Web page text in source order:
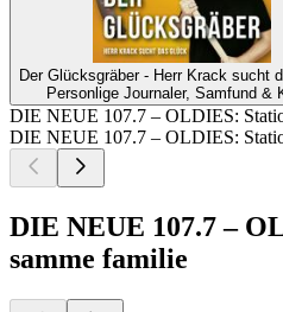
Der Glücksgräber - Herr Krack sucht
Personlige Journaler, Samfund &
DIE NEUE 107.7 – OLDIES:
DIE NEUE 107.7 – OLDIES:
DIE NEUE 107.7 –
samme familie